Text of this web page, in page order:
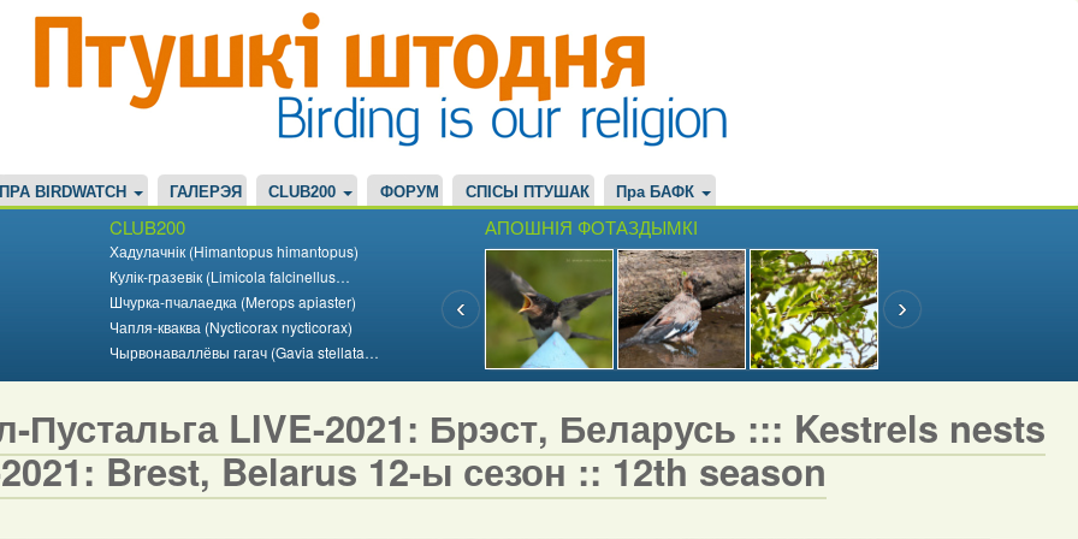
ПРА BIRDWATCH ГАЛЕРЭЯ CLUB200 ФОРУМ СПІСЫ ПТУШАК Пра БАФК
CLUB200
Хадулачнік (Himantopus himantopus)
Кулік-гразевік (Limicola falcinellus…
Шчурка-пчалаедка (Merops apiaster)
Чапля-кваква (Nycticorax nycticorax)
Чырвонаваллёвы гагач (Gavia stellata…
АПОШНІЯ ФОТАЗДЫМКІ
Пустальга LIVE-2021: Брэст, Беларусь ::: Kestrels nests
Brest, Belarus 12-ы сезон :: 12th season